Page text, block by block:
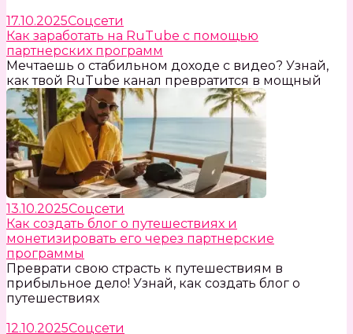
17.10.2025Соцсети
Как заработать на RuTube с помощью
партнерских программ
Мечтаешь о стабильном доходе с видео? Узнай,
как твой RuTube канал превратится в мощный
13.10.2025Соцсети
Как создать блог о путешествиях и
монетизировать его через партнерские
программы
Преврати свою страсть к путешествиям в
прибыльное дело! Узнай, как создать блог о
путешествиях
12.10.2025Соцсети